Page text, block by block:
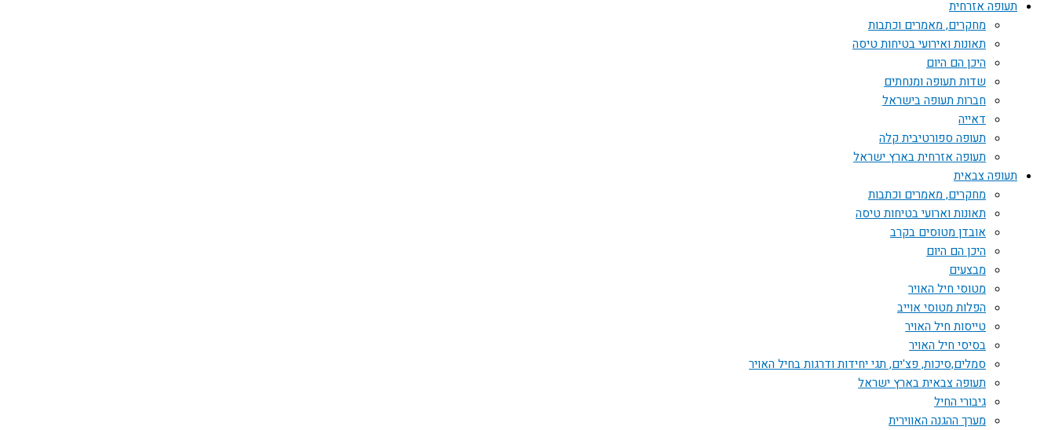
תעופה אזרחית
מחקרים, מאמרים וכתבות
תאונות ואירועי בטיחות טיסה
היכן הם היום
שדות תעופה ומנחתים
חברות תעופה בישראל
דאייה
תעופה ספורטיבית קלה
תעופה אזרחית בארץ ישראל
תעופה צבאית
מחקרים, מאמרים וכתבות
תאונות וארועי בטיחות טיסה
אובדן מטוסים בקרב
היכן הם היום
מבצעים
מטוסי חיל האויר
הפלות מטוסי אוייב
טייסות חיל האויר
בסיסי חיל האויר
סמלים,סיכות, פצ'ים, תגי יחידות ודרגות בחיל האויר
תעופה צבאית בארץ ישראל
גיבורי החיל
מערך ההגנה האווירית